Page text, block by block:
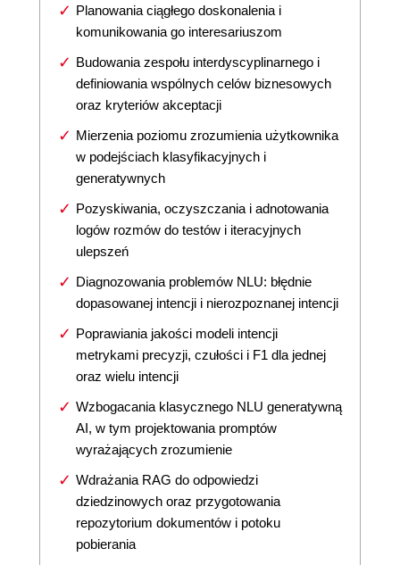
Planowania ciągłego doskonalenia i
komunikowania go interesariuszom
Budowania zespołu interdyscyplinarnego i
definiowania wspólnych celów biznesowych
oraz kryteriów akceptacji
Mierzenia poziomu zrozumienia użytkownika
w podejściach klasyfikacyjnych i
generatywnych
Pozyskiwania, oczyszczania i adnotowania
logów rozmów do testów i iteracyjnych
ulepszeń
Diagnozowania problemów NLU: błędnie
dopasowanej intencji i nierozpoznanej intencji
Poprawiania jakości modeli intencji
metrykami precyzji, czułości i F1 dla jednej
oraz wielu intencji
Wzbogacania klasycznego NLU generatywną
AI, w tym projektowania promptów
wyrażających zrozumienie
Wdrażania RAG do odpowiedzi
dziedzinowych oraz przygotowania
repozytorium dokumentów i potoku
pobierania